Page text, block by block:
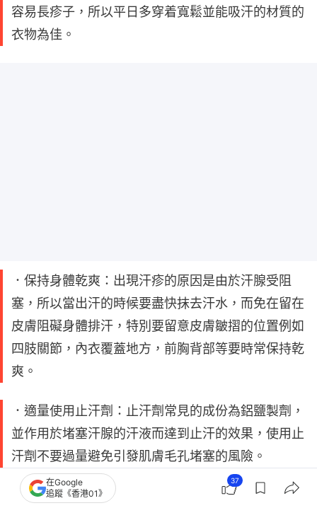
容易長疹子，所以平日多穿着寬鬆並能吸汗的材質的
衣物為佳。
．保持身體乾爽：出現汗疹的原因是由於汗腺受阻
塞，所以當出汗的時候要盡快抹去汗水，而免在留在
皮膚阻礙身體排汗，特別要留意皮膚皺摺的位置例如
四肢關節，內衣覆蓋地方，前胸背部等要時常保持乾
爽。
．適量使用止汗劑：止汗劑常見的成份為鋁鹽製劑，
並作用於堵塞汗腺的汗液而達到止汗的效果，使用止
汗劑不要過量避免引發肌膚毛孔堵塞的風險。
．避免長時間處於悶熱的環境：長時間在悶熱的環境
在Google
追蹤《香港01》
37